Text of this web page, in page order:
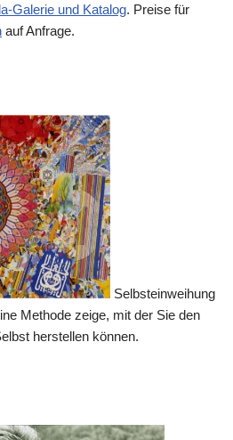
Galerie und Katalog. Preise für
auf Anfrage.
Selbsteinweihung
Methode zeige, mit der Sie den
herstellen können.